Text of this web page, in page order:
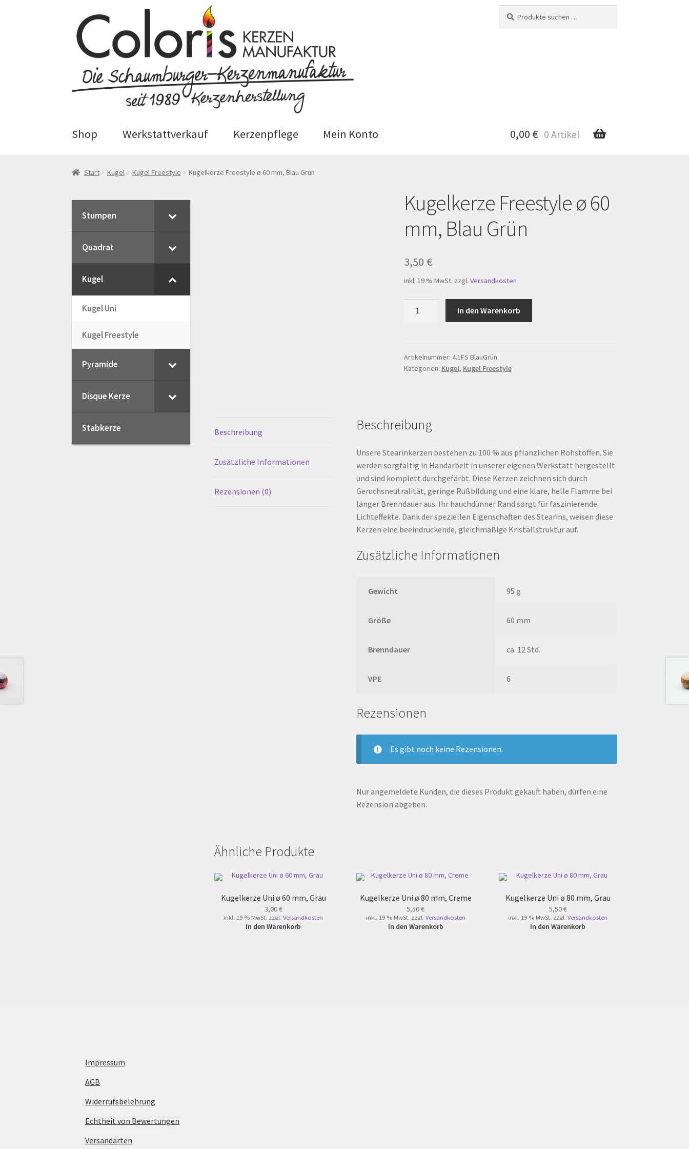
Navigation
springen
Inhalt
springen
nach:
Shop Werkstattverkauf Kerzenpflege Mein Konto
StartAGBBlogCookie-Richtlinie (EU)Datenschutzerklärung
Echtheit von Bewertungen KerzenpflegeMein Konto
My Account Registration
0,00 € 0 Artikel
Start Kugel Kugel Freestyle Kugelkerze Freestyle ø 60 mm, Blau Grün
Kugelkerze Freestyle ø 60
mm, Blau Grün
3,50 €
inkl. 19 % MwSt. zzgl. Versandkosten
mm,
Blau
In den Warenkorb
Artikelnummer: 4.1FS BlauGrün
Kategorien: Kugel, Kugel Freestyle
Beschreibung
Zusätzliche Informationen
Rezensionen (0)
Beschreibung
Unsere Stearinkerzen bestehen zu 100 % aus pflanzlichen Rohstoffen. Sie
werden sorgfältig in Handarbeit in unserer eigenen Werkstatt hergestellt
und sind komplett durchgefärbt. Diese Kerzen zeichnen sich durch
Geruchsneutralität, geringe Rußbildung und eine klare, helle Flamme bei
langer Brenndauer aus. Ihr hauchdünner Rand sorgt für faszinierende
Lichteffekte. Dank der speziellen Eigenschaften des Stearins, weisen diese
Kerzen eine beeindruckende, gleichmäßige Kristallstruktur auf.
Zusätzliche Informationen
Gewicht 95 g
Größe 60 mm
Brenndauer ca. 12 Std.
VPE 6
Rezensionen
Es gibt noch keine Rezensionen.
Nur angemeldete Kunden, die dieses Produkt gekauft haben, dürfen eine
Rezension abgeben.
Ähnliche Produkte
Kugelkerze Uni ø 60 mm, Grau
3,00€
inkl. 19 % MwSt. zzgl.Versandkosten
In den Warenkorb
Kugelkerze Uni ø 80 mm, Creme
5,50€
inkl. 19 % MwSt. zzgl. Versandkosten
In den Warenkorb
Kugelkerze Uni ø 80 mm, Grau
5,50€
inkl. 19 % MwSt. zzgl.Versandkosten
In den Warenkorb
Stumpen
Quadrat
Kugel
Kugel Uni
Kugel Freestyle
Pyramide
Disque Kerze
Stabkerze
Impressum
AGB
Widerrufsbelehrung
Echtheit von Bewertungen
Versandarten